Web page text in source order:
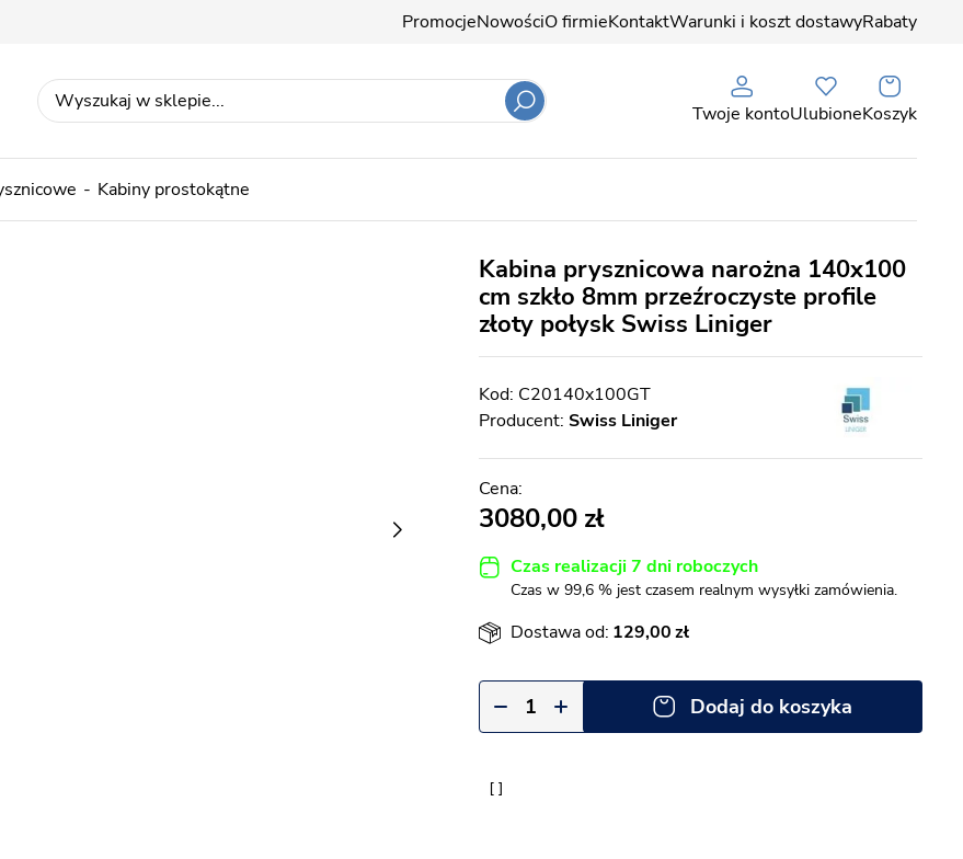
PromocjeNowościO firmieKontaktWarunki i koszt dostawyRabaty
Twoje kontoUlubioneKoszyk
Kabiny prostokątne
Kabina prysznicowa narożna 140x100
cm szkło 8mm przeźroczyste profile
złoty połysk Swiss Liniger
C20140x100GT
Producent: Swiss Liniger
3080,00
Czas realizacji 7 dni roboczych
Czas w 99,6 % jest czasem realnym wysyłki zamówienia.
Dostawa od: 129,00
Dodaj do koszyka